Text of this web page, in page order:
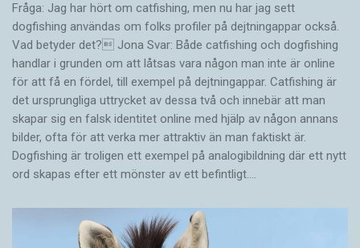
Fråga: Jag har hört om catfishing, men nu har jag sett
dogfishing användas om folks profiler på dejtningappar också.
Vad betyder det? Jona Svar: Både catfishing och dogfishing
handlar i grunden om att låtsas vara någon man inte är online
för att få en fördel, till exempel på dejtningappar. Catfishing är
det ursprungliga uttrycket av dessa två och innebär att man
skapar sig en falsk identitet online med hjälp av någon annans
bilder, ofta för att verka mer attraktiv än man faktiskt är.
Dogfishing är troligen ett exempel på analogibildning där ett nytt
ord skapas efter ett mönster av ett befintligt.…